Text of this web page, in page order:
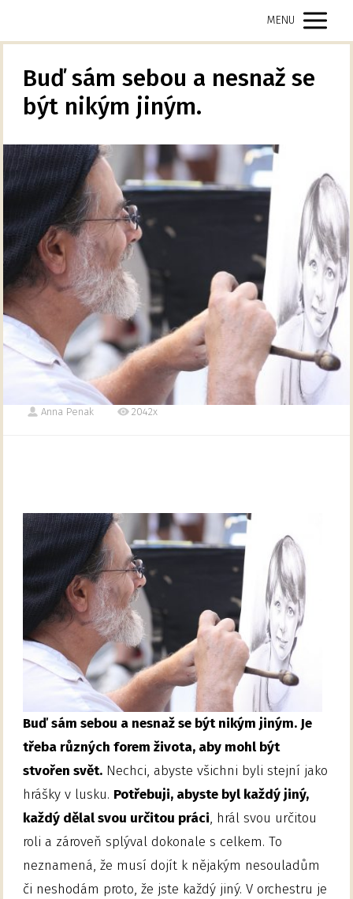
MENU
Buď sám sebou a nesnaž se
být nikým jiným.
Anna Penak 2042x
Buď sám sebou a nesnaž se být nikým jiným. Je
třeba různých forem života, aby mohl být
stvořen svět. Nechci, abyste všichni byli stejní jako
hrášky v lusku. Potřebuji, abyste byl každý jiný,
každý dělal svou určitou práci, hrál svou určitou
roli a zároveň splýval dokonale s celkem. To
neznamená, že musí dojít k nějakým nesouladům
či neshodám proto, že jste každý jiný. V orchestru je